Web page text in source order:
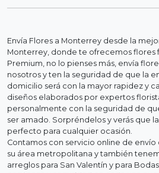
Envía Flores a Monterrey desde la
Monterrey, donde te ofrecemos flores
Premium, no lo pienses más, envía
nosotros y ten la seguridad de que la
domicilio será con la mayor rapidez y
diseños elaborados por expertos
personalmente con la seguridad de
ser amado. Sorpréndelos y verás que
perfecto para cualquier ocasión.
Contamos con servicio online de
su área metropolitana y también
arreglos para San Valentín y para